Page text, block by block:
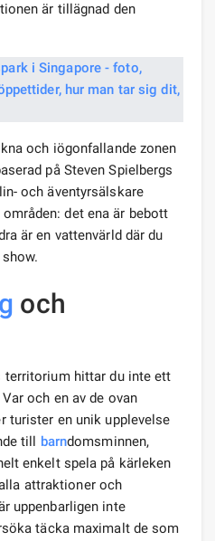
är tillägnad den
och iögonfallande zonen
på Steven Spielbergs
och äventyrsälskare
det ena är bebott
är en vattenvärld där du
och
territorium hittar du inte ett
och en av de ovan
turister en unik upplevelse
till barndomsminnen,
enkelt spela på kärleken
attraktioner och
uppenbarligen inte
täcka maximalt de som